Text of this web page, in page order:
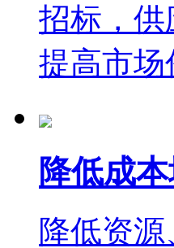
招标，
提高市场
降低成
降低资